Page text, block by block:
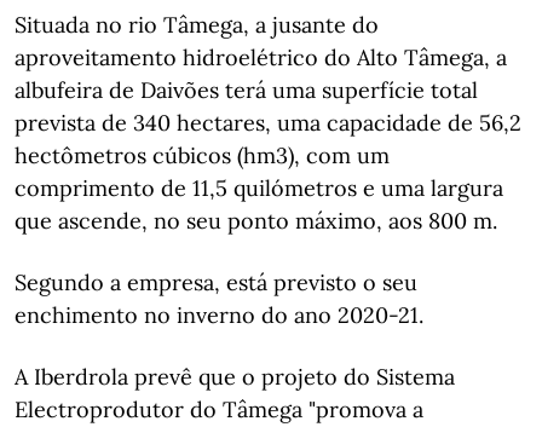
Situada no rio Tâmega, a jusante do
aproveitamento hidroelétrico do Alto Tâmega, a
albufeira de Daivões terá uma superfície total
prevista de 340 hectares, uma capacidade de 56,2
hectômetros cúbicos (hm3), com um
comprimento de 11,5 quilómetros e uma largura
que ascende, no seu ponto máximo, aos 800 m.
Segundo a empresa, está previsto o seu
enchimento no inverno do ano 2020-21.
A Iberdrola prevê que o projeto do Sistema
Electroprodutor do Tâmega "promova a